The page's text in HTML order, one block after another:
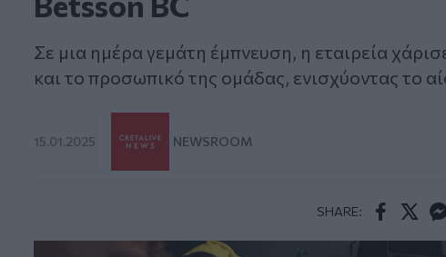
Σε μια ημέρα γεμάτη έμπνευση, η εταιρεία
και το προσωπικό της ομάδας, ενισχύοντας το
15.01.2025 NEWSROOM
SHARE: